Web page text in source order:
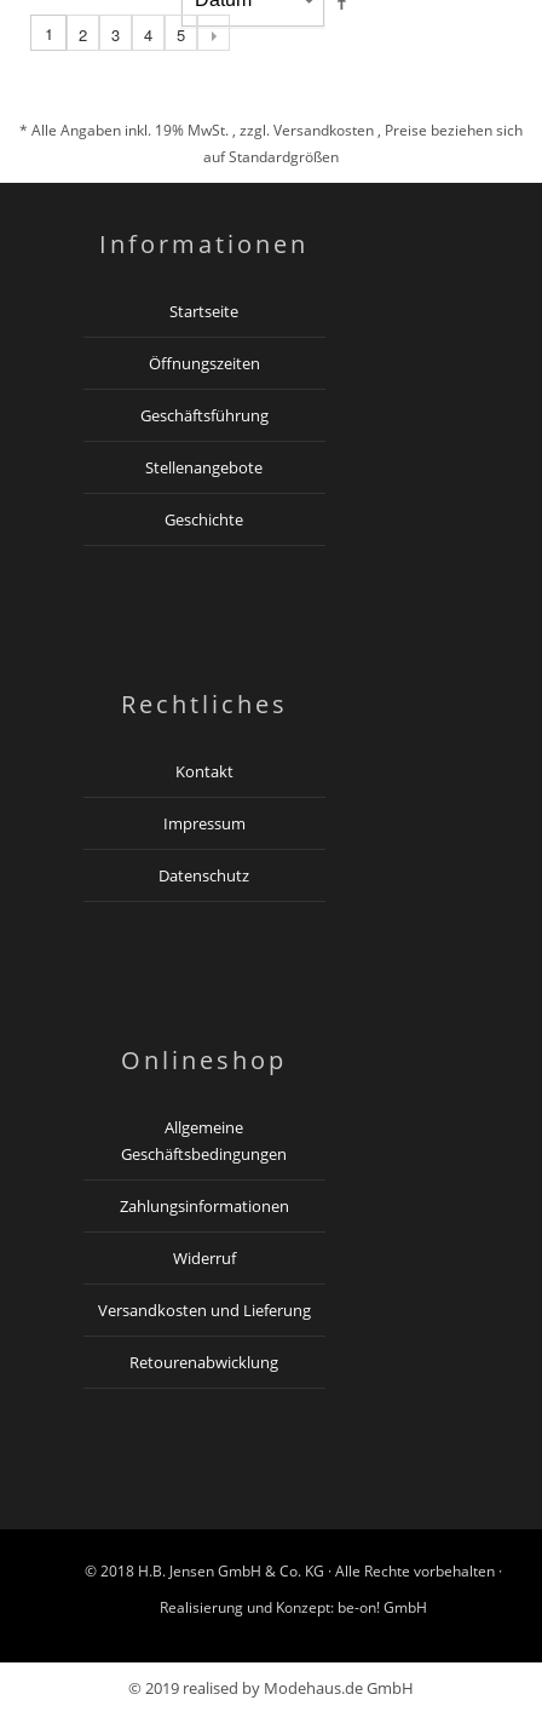
1 2 3 4 5
* Alle Angaben inkl. 19% MwSt. , zzgl.Versandkosten , Preise beziehen sich
auf Standardgrößen
Informationen
Startseite
Öffnungszeiten
Geschäftsführung
Stellenangebote
Geschichte
Rechtliches
Kontakt
Impressum
Datenschutz
Onlineshop
Allgemeine
Geschäftsbedingungen
Zahlungsinformationen
Widerruf
Versandkosten und Lieferung
Retourenabwicklung
© 2018 H.B. Jensen GmbH & Co. KG · Alle Rechte vorbehalten ·
Realisierung und Konzept: be-on! GmbH
© 2019 realised by Modehaus.de GmbH